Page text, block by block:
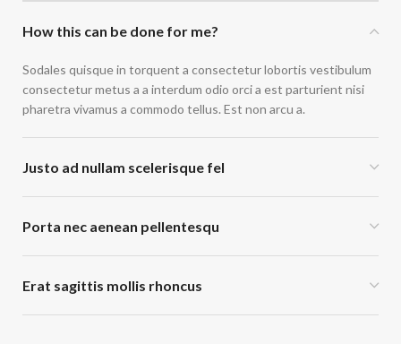
How this can be done for me?
Sodales quisque in torquent a consectetur lobortis vestibulum
consectetur metus a a interdum odio orci a est parturient nisi
pharetra vivamus a commodo tellus. Est non arcu a.
Justo ad nullam scelerisque fel
Porta nec aenean pellentesqu
Erat sagittis mollis rhoncus